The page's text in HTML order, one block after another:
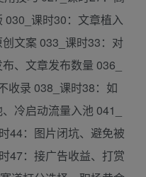
030_课时30：文章植入
文案 033_课时33：对
、文章发布数量 036_
收录 038_课时38：如
冷启动流量入池 041_
44：图片闭坑、避免被
47：接广告收益、打赏